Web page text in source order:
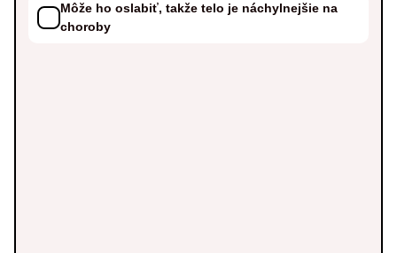
Môže ho oslabiť, takže telo je náchylnejšie na
choroby